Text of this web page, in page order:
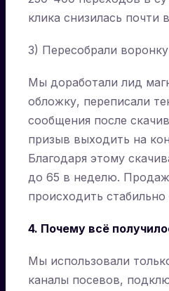
клика снизилась почти
3) Пересобрали воронку
Мы доработали лид
обложку, переписали
сообщения после
призыв выходить на
Благодаря этому
до 65 в неделю.
происходить
4. Почему всё
Мы использовали
каналы посевов,